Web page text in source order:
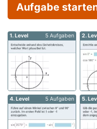
Aufgabe
1. Level 5 Aufgaben 2.
4. Level 5 Aufgaben 5.